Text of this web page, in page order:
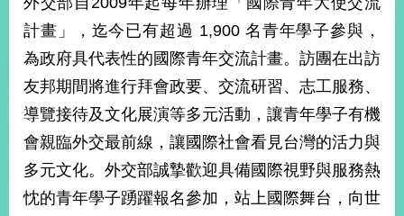
國
際
傳
播
政
府
資
訊
公
計畫」，迄今已有超過 1,900 名青年學子參與，
為政府具代表性的國際青年交流計畫。訪團在出訪
友邦期間將進行拜會政要、交流研習、志工服務、
導覽接待及文化展演等多元活動，讓青年學子有機
會親臨外交最前線，讓國際社會看見台灣的活力與
多元文化。外交部誠摯歡迎具備國際視野與服務熱
忱的青年學子踴躍報名參加，站上國際舞台，向世